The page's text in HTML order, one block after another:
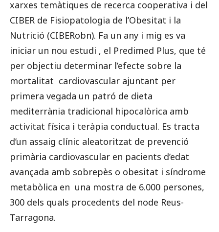
xarxes temàtiques de recerca cooperativa i del
CIBER de Fisiopatologia de l’Obesitat i la
Nutrició (CIBERobn). Fa un any i mig es va
iniciar un nou estudi , el Predimed Plus, que té
per objectiu determinar l’efecte sobre la
mortalitat cardiovascular ajuntant per
primera vegada un patró de dieta
mediterrània tradicional hipocalòrica amb
activitat física i teràpia conductual. Es tracta
d’un assaig clínic aleatoritzat de prevenció
primària cardiovascular en pacients d’edat
avançada amb sobrepès o obesitat i síndrome
metabòlica en una mostra de 6.000 persones,
300 dels quals procedents del node Reus-
Tarragona.